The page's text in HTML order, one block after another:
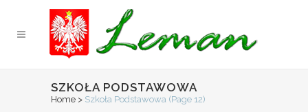
SZKOŁA PODSTAWOWA
Home > Szkoła Podstawowa (Page 12)